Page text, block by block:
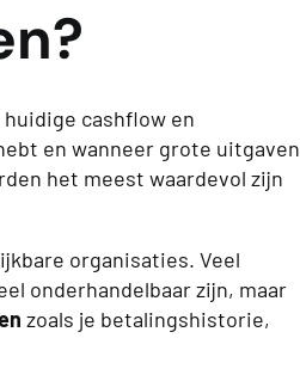
cashflow en
en wanneer grote uitgaven
het meest waardevol zijn
organisaties. Veel
onderhandelbaar zijn, maar
zoals je betalingshistorie,